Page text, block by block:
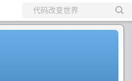
所有博客